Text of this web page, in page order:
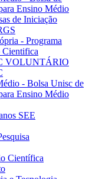
Ensino Médio
de Iniciação
- Programa
Cientifica
VOLUNTÁRIO
- Bolsa Unisc de
Ensino Médio
SEE
Científica